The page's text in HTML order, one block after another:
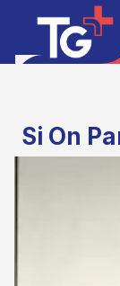
Si On